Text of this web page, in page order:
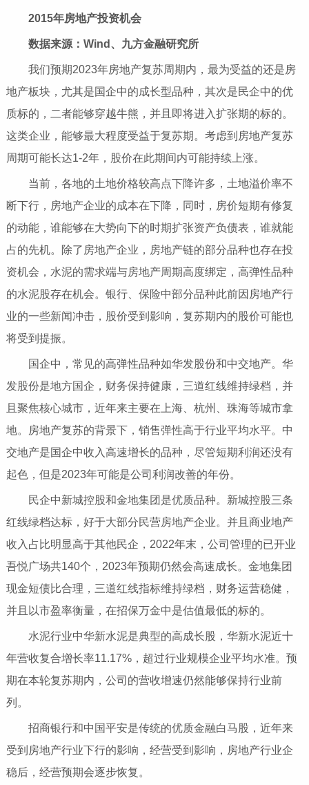
2015年房地产投资机会
数据来源：Wind、九方金融研究所
我们预期2023年房地产复苏周期内，最为受益的还是房
地产板块，尤其是国企中的成长型品种，其次是民企中的优
质标的，二者能够穿越牛熊，并且即将进入扩张期的标的。
这类企业，能够最大程度受益于复苏期。考虑到房地产复苏
周期可能长达1-2年，股价在此期间内可能持续上涨。
当前，各地的土地价格较高点下降许多，土地溢价率不
断下行，房地产企业的成本在下降，同时，房价短期有修复
的动能，谁能够在大势向下的时期扩张资产负债表，谁就能
占的先机。除了房地产企业，房地产链的部分品种也存在投
资机会，水泥的需求端与房地产周期高度绑定，高弹性品种
的水泥股存在机会。银行、保险中部分品种此前因房地产行
业的一些新闻冲击，股价受到影响，复苏期内的股价可能也
将受到提振。
国企中，常见的高弹性品种如华发股份和中交地产。华
发股份是地方国企，财务保持健康，三道红线维持绿档，并
且聚焦核心城市，近年来主要在上海、杭州、珠海等城市拿
地。房地产复苏的背景下，销售弹性高于行业平均水平。中
交地产是国企中收入高速增长的品种，尽管短期利润还没有
起色，但是2023年可能是公司利润改善的年份。
民企中新城控股和金地集团是优质品种。新城控股三条
红线绿档达标，好于大部分民营房地产企业。并且商业地产
收入占比明显高于其他民企，2022年末，公司管理的已开业
吾悦广场共140个，2023年预期仍然会高速成长。金地集团
现金短债比合理，三道红线指标维持绿档，财务运营稳健，
并且以市盈率衡量，在招保万金中是估值最低的标的。
水泥行业中华新水泥是典型的高成长股，华新水泥近十
年营收复合增长率11.17%，超过行业规模企业平均水准。预
期在本轮复苏期内，公司的营收增速仍然能够保持行业前
列。
招商银行和中国平安是传统的优质金融白马股，近年来
受到房地产行业下行的影响，经营受到影响，房地产行业企
稳后，经营预期会逐步恢复。